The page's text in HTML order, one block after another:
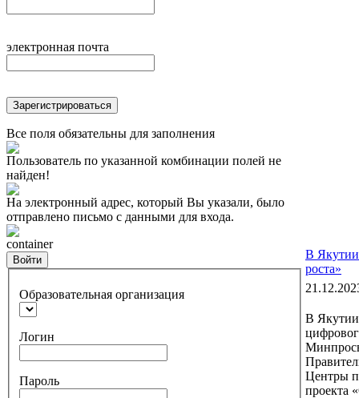
электронная почта
Зарегистрироваться
Все поля обязательны для заполнения
Пользователь по указанной комбинации полей не
найден!
На электронный адрес, который Вы указали, было
отправлено письмо с данными для входа.
container
Войти
Образовательная организация
Логин
Пароль
В Якутии
роста»
В Якутии
Центры
проекта